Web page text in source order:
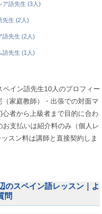
ア語先生 (3人)
先生 (2人)
語先生 (2人)
語先生 (1人)
イン語先生10人のプロフィー
家庭教師）・出張での対面マ
者から上級者まで目的に合わ
支払いは紹介料のみ（個人レ
スン料は講師と直接契約しま
のスペイン語レッスン｜よ
問